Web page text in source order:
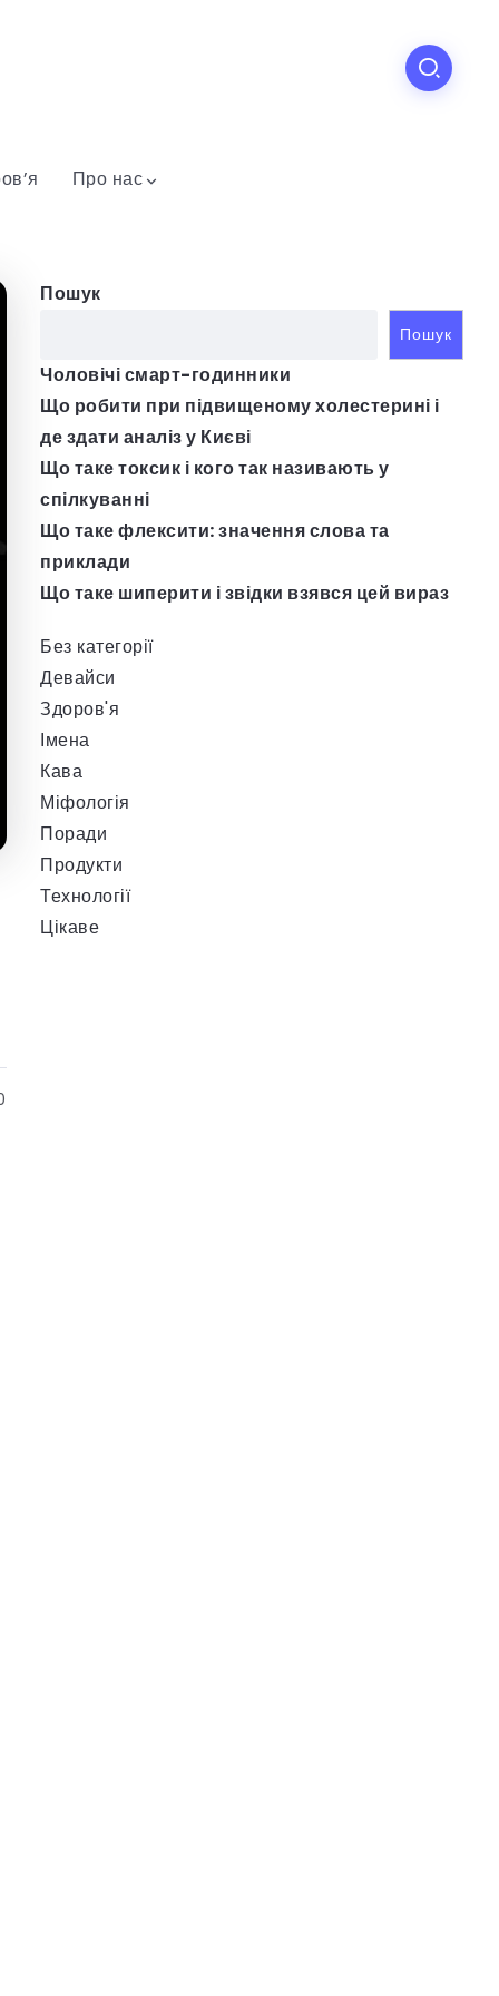
Про нас
Пошук
Пошук
Чоловічі смарт-годинники
Що робити при підвищеному холестерині і
де здати аналіз у Києві
Що таке токсик і кого так називають у
спілкуванні
Що таке флексити: значення слова та
приклади
Що таке шиперити і звідки взявся цей вираз
Без категорії
Девайси
Здоров'я
Імена
Кава
Міфологія
Поради
Продукти
Технології
Цікаве